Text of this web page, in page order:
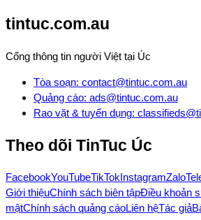
tintuc.com.au
Cổng thông tin người Việt tại Úc
Tòa soạn: contact@tintuc.com.au
Quảng cáo: ads@tintuc.com.au
Rao vặt & tuyển dụng:
Theo dõi TinTuc Úc
FacebookYouTubeTikTokInstagramZalo
Giới thiệuChính sách biên tậpĐiều khoản
mậtChính sách quảng cáoLiên hệTác giả